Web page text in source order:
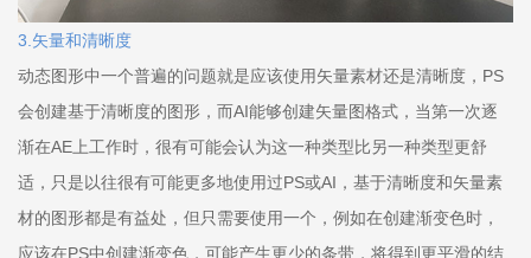
3.矢量和清晰度
动态图形中一个普遍的问题就是应该使用矢量素材还是清晰度，PS
会创建基于清晰度的图形，而AI能够创建矢量图格式，当第一次逐
渐在AE上工作时，很有可能会认为这一种类型比另一种类型更舒
适，只是以往很有可能更多地使用过PS或AI，基于清晰度和矢量素
材的图形都是有益处，但只需要使用一个，例如在创建渐变色时，
应该在PS中创建渐变色，可能产生更少的条带，将得到更平滑的结